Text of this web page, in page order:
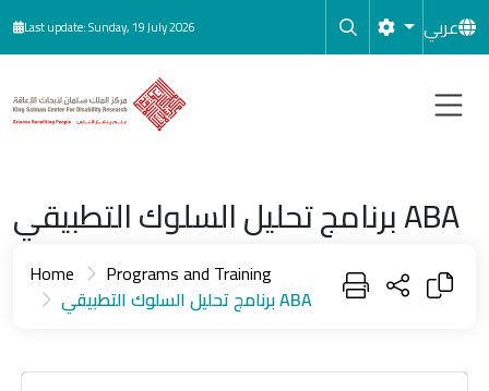
Skip to main content
Last update: Sunday, 19 July 2026 عربي
برنامج تحليل السلوك التطبيقي ABA
Home
Programs and Training
برنامج تحليل السلوك التطبيقي ABA